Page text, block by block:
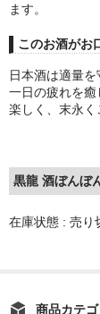
ます。
このお酒がお
日本酒は適量を
一日の疲れを癒
楽しく、末永く
黒龍 酒ぼんぼ
在庫状態 : 売り
商品カテゴ